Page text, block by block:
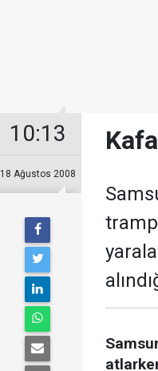
10:13
18 Ağustos 2008